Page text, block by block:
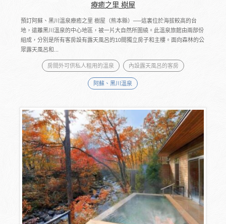
療癒之里 樹屋
預訂阿蘇、黑川溫泉療癒之里 樹屋（熊本縣）──這裏位於海拔較高的台
地，遠離黑川溫泉的中心地區，被一片大自然所圍繞。此溫泉旅館由兩部份
組成，分別是所有客房設有露天風呂的10間獨立房子和主樓。面向森林的公
眾露天風呂和...
房間外可供私人租用的溫泉 內設露天風呂的客房
阿蘇、黑川溫泉